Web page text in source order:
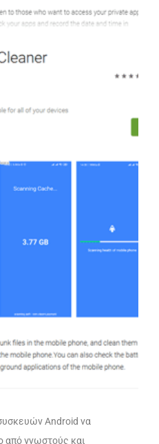
Android να
από γνωστούς και